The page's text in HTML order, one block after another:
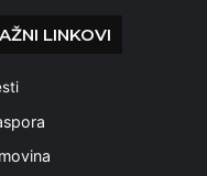
LINKOVI